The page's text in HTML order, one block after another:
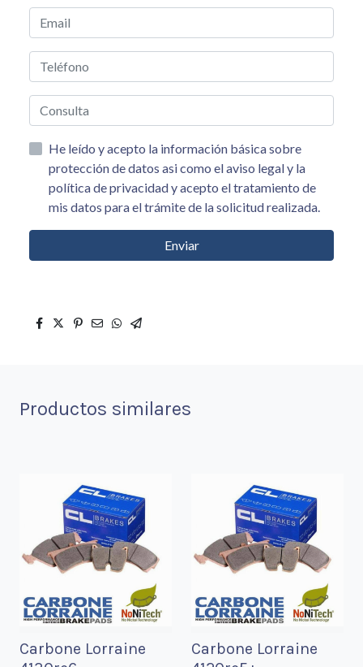
He leído y acepto la información básica sobre
protección de datos asi como el aviso legal y la
política de privacidad y acepto el tratamiento de
mis datos para el trámite de la solicitud realizada.
Enviar
Productos similares
Carbone Lorraine
Carbone Lorraine